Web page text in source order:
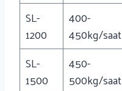
SL-
1200
400-
450kg/saat
SL-
1500
450-
500kg/saat